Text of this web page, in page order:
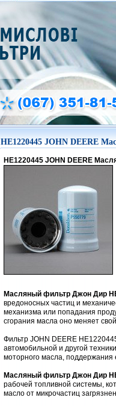
HE1220445 JOHN DEERE
HE1220445 JOHN DEERE
Масляный фильтр Джон Дир
вредоносных частиц и
механизма или попадания
сгорания масла оно меняет
Фильтр JOHN DEERE
автомобильной и другой
моторного масла, поддержания
Масляный фильтр Джон Дир
рабочей топливной системы,
масло от микрочастиц